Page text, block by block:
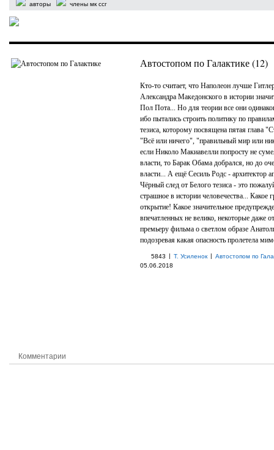
авторы члены мк ссг
Автостопом по Галактике (12)
Кто-то считает, что Наполеон лучше
Александра Македонского в истории
Пол Пота... Но для теории все они
ибо пытались строить политику по
тезиса, которому посвящена пятая глава
"Всё или ничего", "правильный мир или
если Николо Макиавелли попросту не
власти, то Барак Обама добрался, но до
власти... А ещё Сесиль Родс - архитектор
Чёрный след от Белого тезиса - это
страшное в истории человечества... Какое
открытие! Какое значительное
впечатленных не велико, некоторые даже
премьеру фильма о светлом образе
подозревая какая опасность пролетела
5843 | Т. Усиленок | Автостопом по
05.06.2018
Комментарии